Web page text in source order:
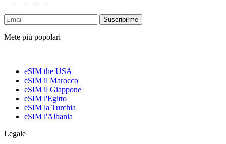
Suscribirme
Mete più popolari
eSIM the USA
eSIM il Marocco
eSIM il Giappone
eSIM l'Egitto
eSIM la Turchia
eSIM l'Albania
Legale